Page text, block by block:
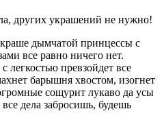
других украшений не нужно!
дымчатой принцессы с
все равно ничего нет.
легкостью превзойдет все
барышня хвостом, изогнет
сощурит лукаво да усы
дела забросишь, будешь